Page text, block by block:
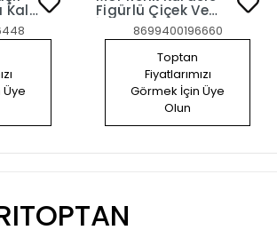
Kalp Figürlü Çiçek Ve
İnci Detaylı 2'li Yan
Toka Set8699400196660
Toptan
Fiyatlarımızı
Görmek İçin Üye
Olun